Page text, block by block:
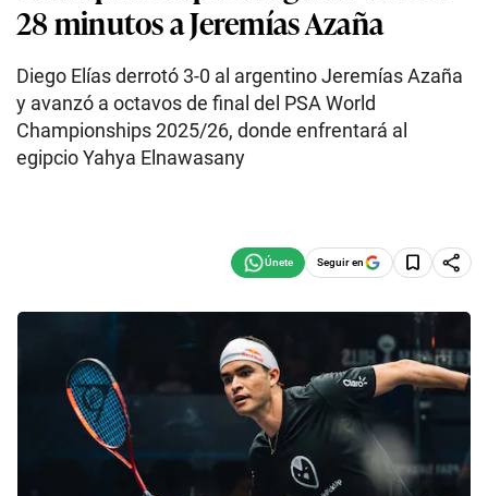
28 minutos a Jeremías Azaña
Diego Elías derrotó 3-0 al argentino Jeremías Azaña
y avanzó a octavos de final del PSA World
Championships 2025/26, donde enfrentará al
egipcio Yahya Elnawasany
Seguir en